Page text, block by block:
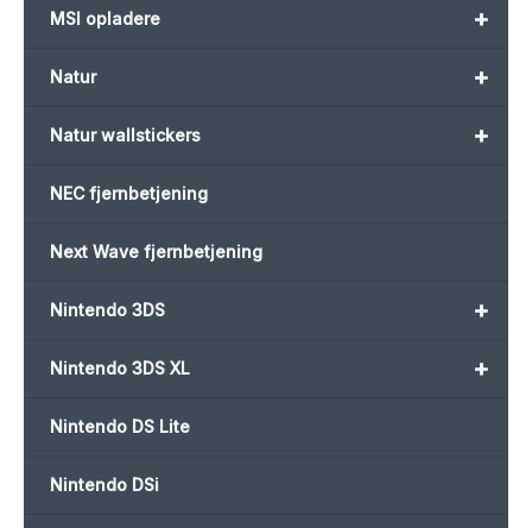
+
MSI opladere
+
Natur
+
Natur wallstickers
NEC fjernbetjening
Next Wave fjernbetjening
+
Nintendo 3DS
+
Nintendo 3DS XL
Nintendo DS Lite
Nintendo DSi